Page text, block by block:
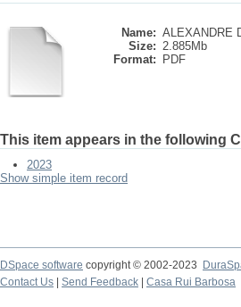
Name: ALEXANDRE
Size: 2.885Mb
Format:
PDF
This item appears in the following
2023
Show simple item record
DSpace software copyright © 2002-2023
Contact Us
Send Feedback Casa Rui Barbosa